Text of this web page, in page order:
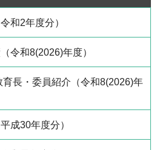
和2年度分）
令和8(2026)年度）
長・委員紹介（令和8(2026)年
成30年度分）